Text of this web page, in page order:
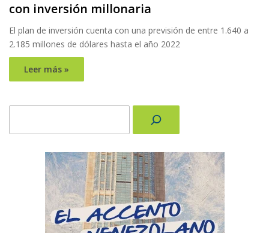
con inversión millonaria
El plan de inversión cuenta con una previsión de entre 1.640 a
2.185 millones de dólares hasta el año 2022
Leer más »